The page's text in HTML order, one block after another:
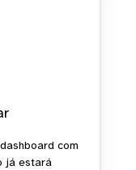
com
já estará